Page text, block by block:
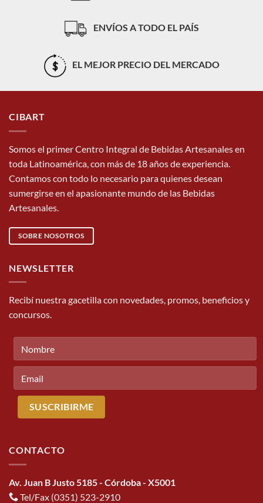
para
sin
identidad
ENVÍOS A TODO EL PAÍS
EL MEJOR PRECIO DEL MERCADO
CIBART
Somos el primer Centro Integral de Bebidas Artesanales en
toda Latinoamérica, con más de 18 años de experiencia.
Contamos con todo lo necesario para quienes desean
sumergirse en el apasionante mundo de las Bebidas
Artesanales.
SOBRE NOSOTROS
NEWSLETTER
Recibí nuestra gacetilla con novedades, promos, beneficios y
concursos.
CONTACTO
Av. Juan B Justo 5185 - Córdoba - X5001
Tel/Fax (0351) 523-2910